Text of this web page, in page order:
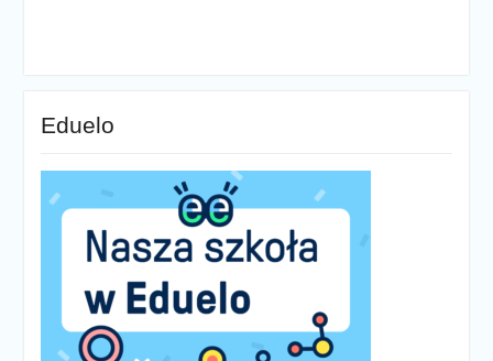
Eduelo